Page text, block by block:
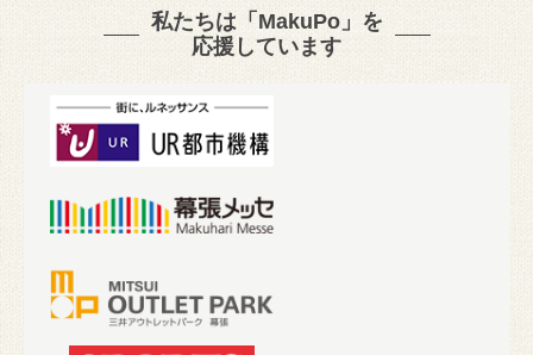
私たちは「MakuPo」を
応援しています